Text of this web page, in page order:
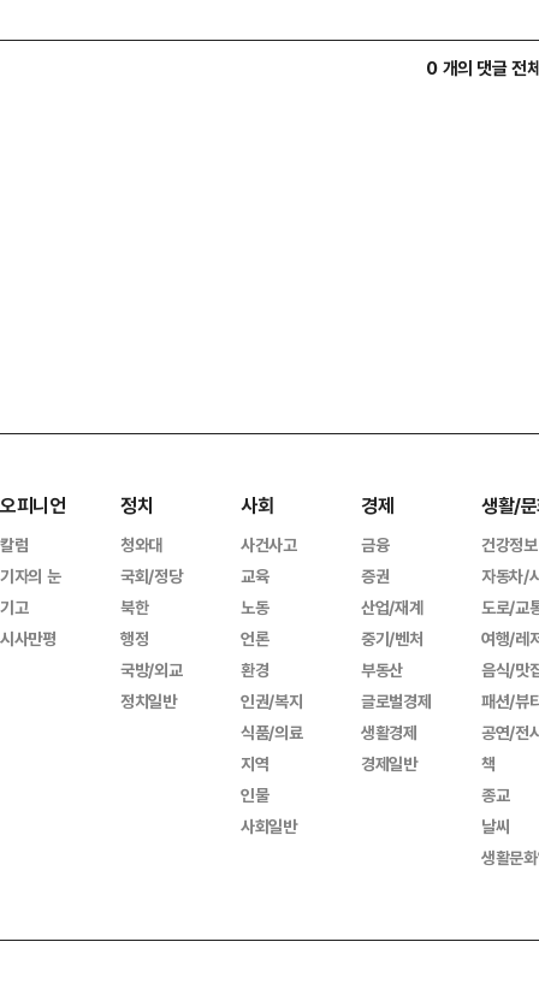
0 개의 댓글 전
오피니언
칼럼
기자의 눈
기고
시사만평
정치
청와대
국회/정당
북한
행정
국방/외교
정치일반
사회
사건사고
교육
노동
언론
환경
인권/복지
식품/의료
지역
인물
사회일반
경제
금융
증권
산업/재계
중기/벤처
부동산
글로벌경제
생활경제
경제일반
생활/
건강정보
자동차/
도로/교
여행/레
음식/맛
패션/뷰
공연/전
책
종교
날씨
생활문